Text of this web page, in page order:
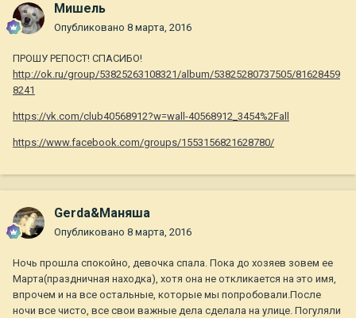
Мишель
Опубликовано 8 марта, 2016
ПРОШУ РЕПОСТ! СПАСИБО!
http://ok.ru/group/53825263108321/album/53825280737505/81628459
8241
https://vk.com/club40568912?w=wall-40568912_3454%2Fall
https://www.facebook.com/groups/1553156821628780/
Gerda&Маняша
Опубликовано 8 марта, 2016
Ночь прошла спокойно, девочка спала. Пока до хозяев зовем ее
Марта(праздничная находка), хотя она не откликается на это имя,
впрочем и на все остальные, которые мы попробовали.После
ночи все чисто, все свои важные дела сделала на улице. Погуляли